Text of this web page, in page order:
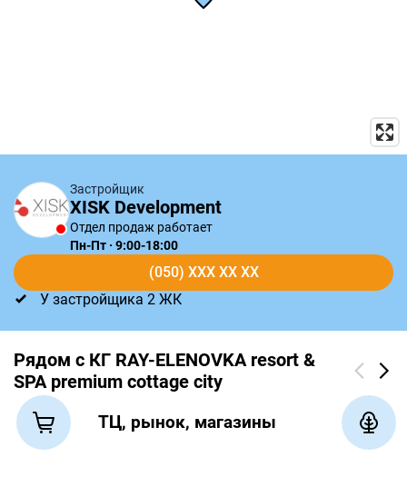
Застройщик
XISK Development
Отдел продаж работает
Пн-Пт · 9:00-18:00
(050) XXX XX XX
У застройщика 2 ЖК
Рядом с КГ RAY-ELENOVKA resort &
SPA premium cottage city
ТЦ, рынок, магазины